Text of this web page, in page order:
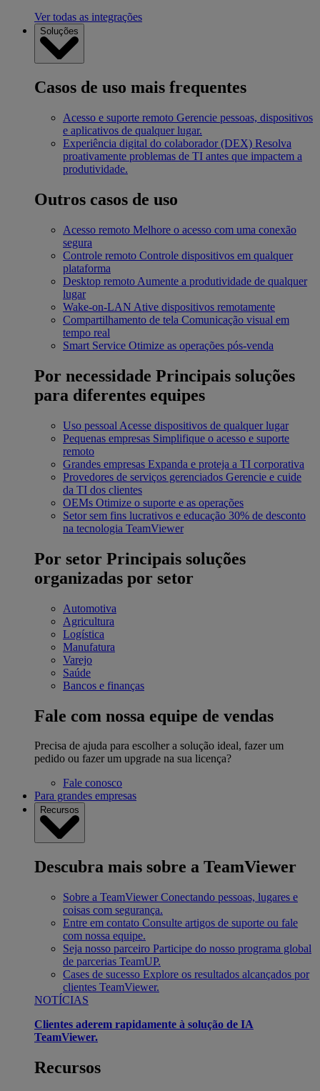
Ver todas as integrações
Soluções
Casos de uso mais frequentes
Acesso e suporte remoto Gerencie pessoas, dispositivos
e aplicativos de qualquer lugar.
Experiência digital do colaborador (DEX) Resolva
proativamente problemas de TI antes que impactem a
produtividade.
Outros casos de uso
Acesso remoto Melhore o acesso com uma conexão
segura
Controle remoto Controle dispositivos em qualquer
plataforma
Desktop remoto Aumente a produtividade de qualquer
lugar
Wake-on-LAN Ative dispositivos remotamente
Compartilhamento de tela Comunicação visual em
tempo real
Smart Service Otimize as operações pós-venda
Por necessidade Principais soluções
para diferentes equipes
Uso pessoal Acesse dispositivos de qualquer lugar
Pequenas empresas Simplifique o acesso e suporte
remoto
Grandes empresas Expanda e proteja a TI corporativa
Provedores de serviços gerenciados Gerencie e cuide
da TI dos clientes
OEMs Otimize o suporte e as operações
Setor sem fins lucrativos e educação 30% de desconto
na tecnologia TeamViewer
Por setor Principais soluções
organizadas por setor
Automotiva
Agricultura
Logística
Manufatura
Varejo
Saúde
Bancos e finanças
Fale com nossa equipe de vendas
Precisa de ajuda para escolher a solução ideal, fazer um
pedido ou fazer um upgrade na sua licença?
Fale conosco
Para grandes empresas
Recursos
Descubra mais sobre a TeamViewer
Sobre a TeamViewer Conectando pessoas, lugares e
coisas com segurança.
Entre em contato Consulte artigos de suporte ou fale
com nossa equipe.
Seja nosso parceiro Participe do nosso programa global
de parcerias TeamUP.
Cases de sucesso Explore os resultados alcançados por
clientes TeamViewer.
NOTÍCIAS
Clientes aderem rapidamente à solução de IA
TeamViewer.
Recursos